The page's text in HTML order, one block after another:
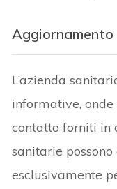
Aggiornamento
L’azienda
informative,
contatto forniti in
sanitarie
esclusivamente